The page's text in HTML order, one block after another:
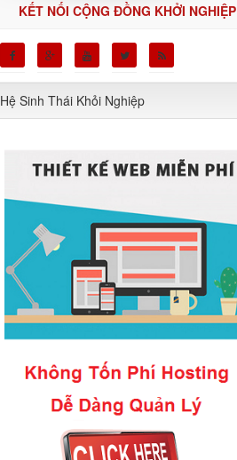
KẾT NỐI CỘNG ĐỒNG KHỞI NGHIỆP
Hệ Sinh Thái Khỏi Nghiệp